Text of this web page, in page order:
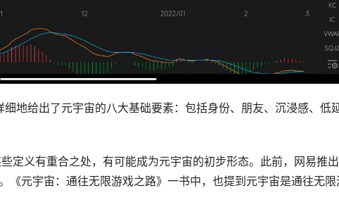
地给出了元宇宙的八大基础要素：包括身份、朋友、沉浸感、低
定义有重合之处，有可能成为元宇宙的初步形态。此前，网易推
《元宇宙：通往无限游戏之路》一书中，也提到元宇宙是通往无限